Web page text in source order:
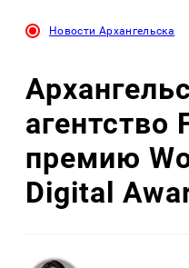
Новости Архангельска
агентство
премию
Digital